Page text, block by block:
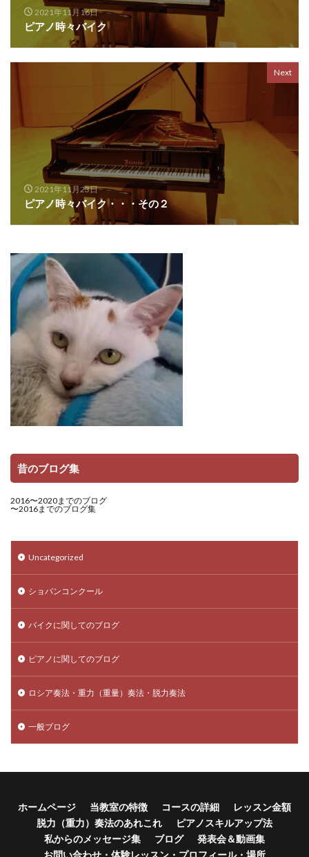
2021年11月16日
ピアノ時々バイク
Next
2021年11月23日
ピアノ時々バイク・・・その２
昔のブログ集
2016〜2020までのブログ
〜2016までのブログ集
Uncategorized
ショパンコンクール
バイクに関してのブログ
ピアノに関してのブログ
ロシア奏法・重力（重量）奏法・脱力奏法
一般ブログ
ホームページ 当教室の特徴 コースの詳細
レッスン金額
脱力（重力）奏法のあれこれ
ピアノスキルアップ法
私からのメッセージ集
ブログ
発表会＆動画集